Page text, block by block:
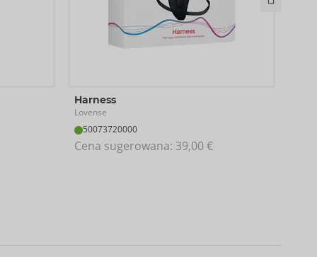
Harness
Lovense
50073720000
Cena sugerowana: 39,00 €